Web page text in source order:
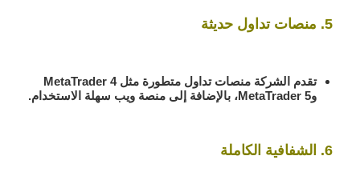
5. منصات تداول حديثة
تقدم الشركة منصات تداول متطورة مثلMetaTrader 4
وMetaTrader 5، بالإضافة إلى منصة ويب سهلة الاستخدام.
6. الشفافية الكاملة